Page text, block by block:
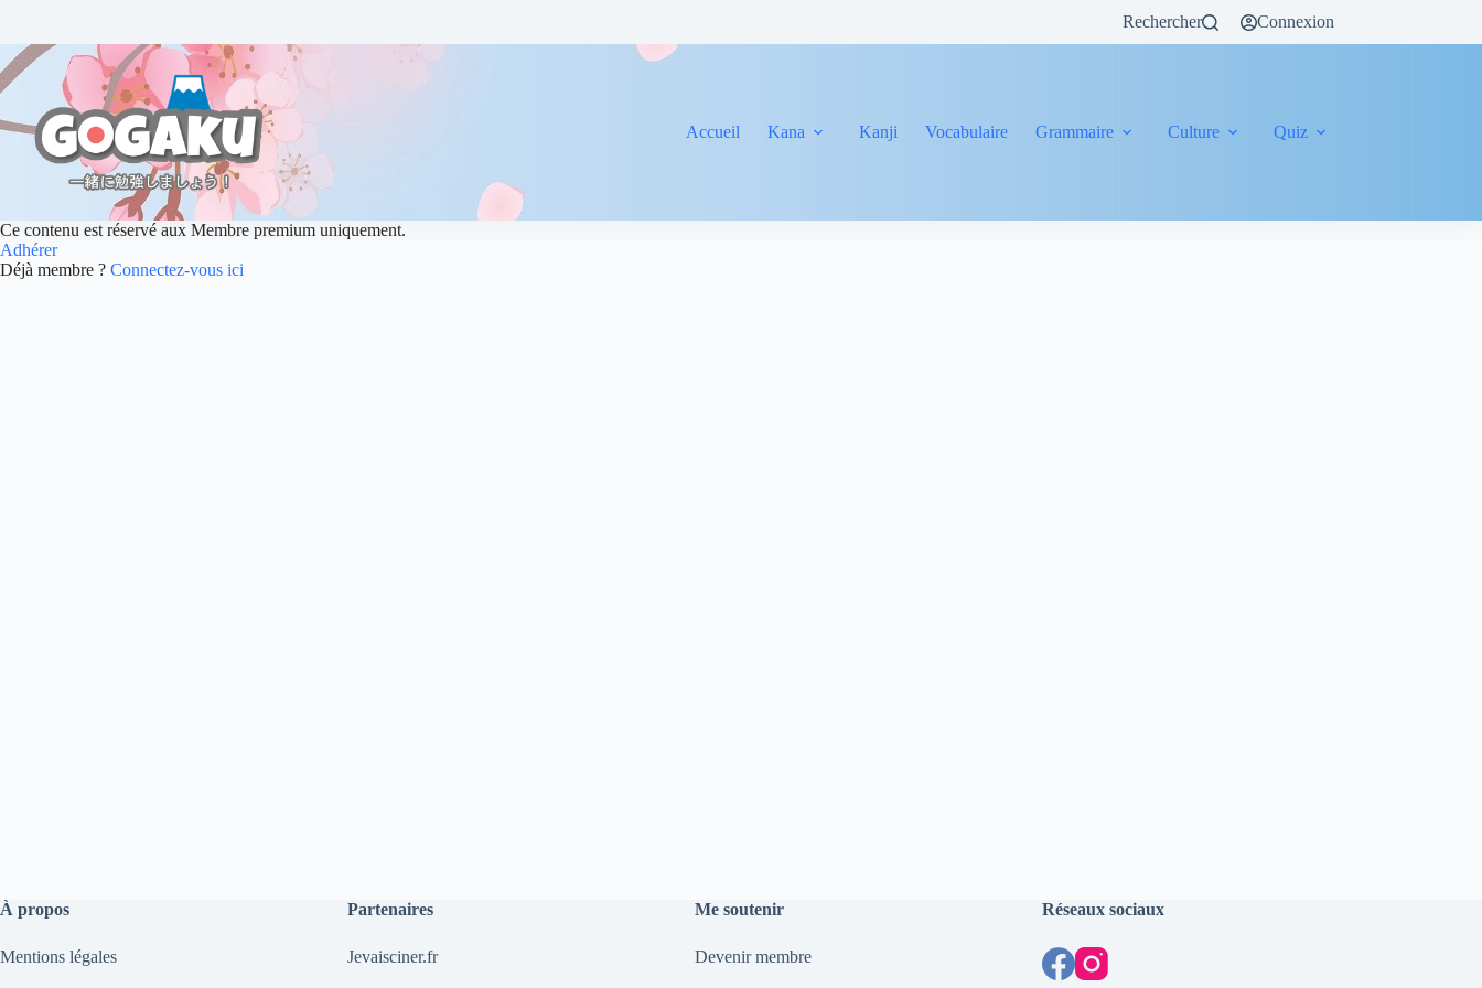
Rechercher Connexion
Accueil Kana Kanji Vocabulaire Grammaire Culture Quiz
Ce contenu est réservé aux Membre premium uniquement.
Adhérer
Déjà membre ? Connectez-vous ici
À propos
Mentions légales
Partenaires
Jevaisciner.fr
Me soutenir
Devenir membre
Réseaux sociaux